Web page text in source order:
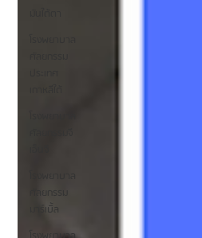
มาร์เบิ้ล